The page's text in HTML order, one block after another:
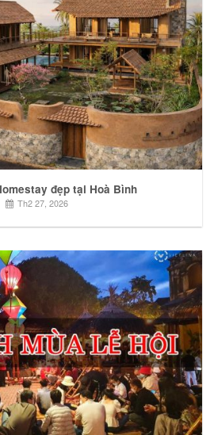
đẹp tại Hoà Bình
Th2 27, 2026